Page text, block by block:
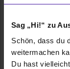
Sag „Hi!“ zu
Schön, dass du
weitermachen
Du hast
MARTIN
Unteres